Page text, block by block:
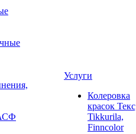
Услуги
Колеровка
красок
Tikkurila,
Finncolor